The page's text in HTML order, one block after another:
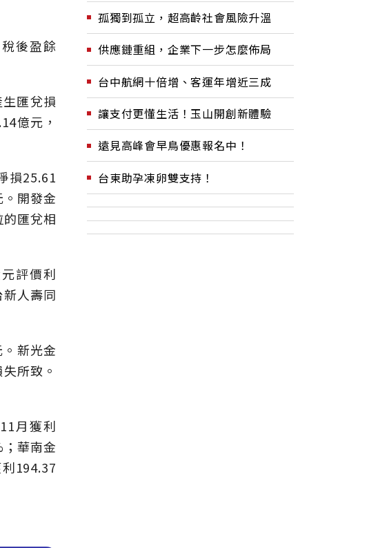
後盈餘
匯兌損
億元，
損25.61
開發金
匯兌相
評價利
人壽同
新光金
所致。
月獲利
華南金
194.37
孤獨到孤立，超高齡社會風險升溫
供應鏈重組，企業下一步怎麼佈局
台中航網十倍增、客運年增近三成
讓支付更懂生活！玉山開創新體驗
遠見高峰會早鳥優惠報名中！
台東助孕凍卵雙支持！